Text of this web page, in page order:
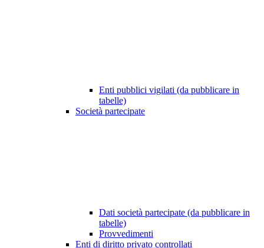
Enti pubblici vigilati (da pubblicare in
tabelle)
Società partecipate
Dati società partecipate (da pubblicare in
tabelle)
Provvedimenti
Enti di diritto privato controllati